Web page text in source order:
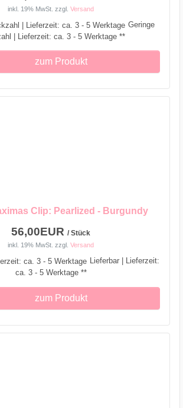
inkl. 19% MwSt. zzgl. Versand
Geringe
| Lieferzeit: ca. 3 - 5 Werktage **
zum Produkt
Clip: Pearlized - Burgundy
56,00EUR / Stück
inkl. 19% MwSt. zzgl. Versand
Lieferbar | Lieferzeit:
ca. 3 - 5 Werktage **
zum Produkt